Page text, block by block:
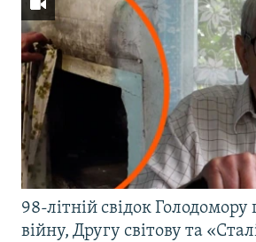
98-літній свідок
війну, Другу світову та